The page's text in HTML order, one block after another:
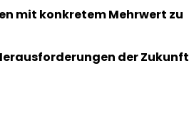
mit konkretem Mehrwert zu
der Zukunft